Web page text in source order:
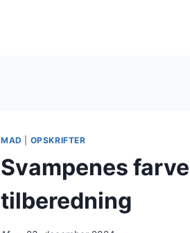
MAD OPSKRIFTER
Svampenes
tilberedning